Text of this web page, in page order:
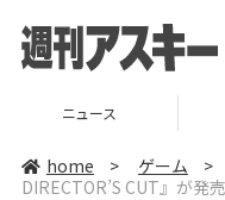
ニュース
home > ゲーム >
DIRECTOR’S CUT』が発